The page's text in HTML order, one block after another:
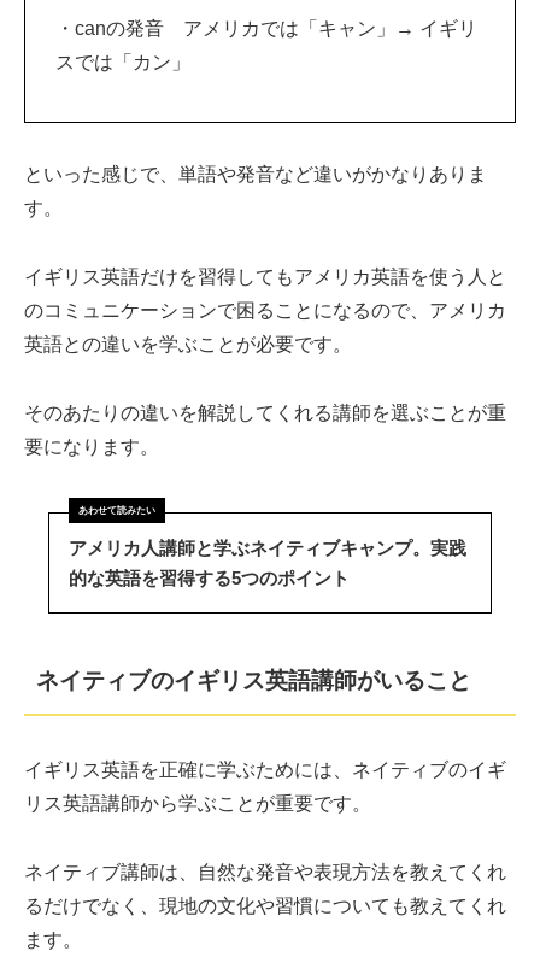
・canの発音 アメリカでは「キャン」→ イギリ
スでは「カン」
といった感じで、単語や発音など違いがかなりありま
す。
イギリス英語だけを習得してもアメリカ英語を使う人と
のコミュニケーションで困ることになるので、アメリカ
英語との違いを学ぶことが必要です。
そのあたりの違いを解説してくれる講師を選ぶことが重
要になります。
アメリカ人講師と学ぶネイティブキャンプ。実践
的な英語を習得する5つのポイント
ネイティブのイギリス英語講師がいること
イギリス英語を正確に学ぶためには、ネイティブのイギ
リス英語講師から学ぶことが重要です。
ネイティブ講師は、自然な発音や表現方法を教えてくれ
るだけでなく、現地の文化や習慣についても教えてくれ
ます。